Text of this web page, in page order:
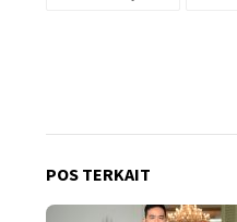
POS TERKAIT